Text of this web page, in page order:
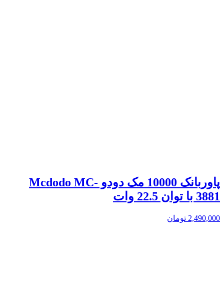
پاوربانک 10000 مک دودو Mcdodo MC-
3881 با توان 22.5 وات
2,490,000 تومان